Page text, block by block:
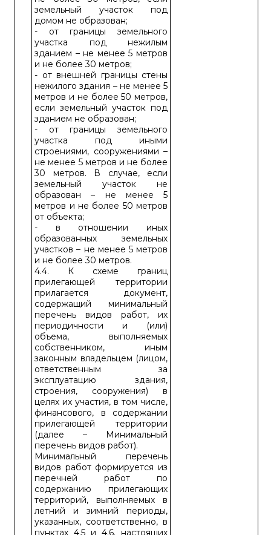
земельный участок под
домом не образован;
- от границы земельного
участка под нежилым
зданием – не менее 5 метров
и не более 30 метров;
- от внешней границы стены
нежилого здания – не менее 5
метров и не более 50 метров,
если земельный участок под
зданием не образован;
- от границы земельного
участка под иными
строениями, сооружениями –
не менее 5 метров и не более
30 метров. В случае, если
земельный участок не
образован – не менее 5
метров и не более 50 метров
от объекта;
- в отношении иных
образованных земельных
участков – не менее 5 метров
и не более 30 метров.
4.4. К схеме границ
прилегающей территории
прилагается документ,
содержащий минимальный
перечень видов работ, их
периодичности и (или)
объема, выполняемых
собственником, иным
законным владельцем (лицом,
ответственным за
эксплуатацию здания,
строения, сооружения) в
целях их участия, в том числе,
финансового, в содержании
прилегающей территории
(далее – Минимальный
перечень видов работ).
Минимальный перечень
видов работ формируется из
перечней работ по
содержанию прилегающих
территорий, выполняемых в
летний и зимний периоды,
указанных, соответственно, в